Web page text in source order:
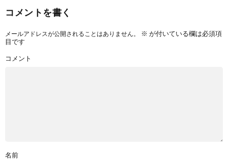
コメントを書く
メールアドレスが公開されることはありません。 ※ が付いている欄は必須項
目です
コメント
名前